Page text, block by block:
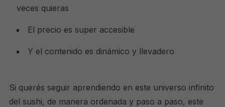
veces quieras
El precio es super accesible
Y el contenido es dinámico y llevadero
Si querés seguir aprendiendo en este universo infinito
del sushi, de manera ordenada y paso a paso, este